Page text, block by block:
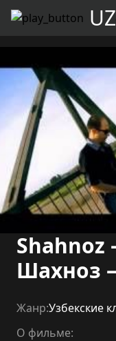
Шахноз
Жанр:Узбекские
О фильме: